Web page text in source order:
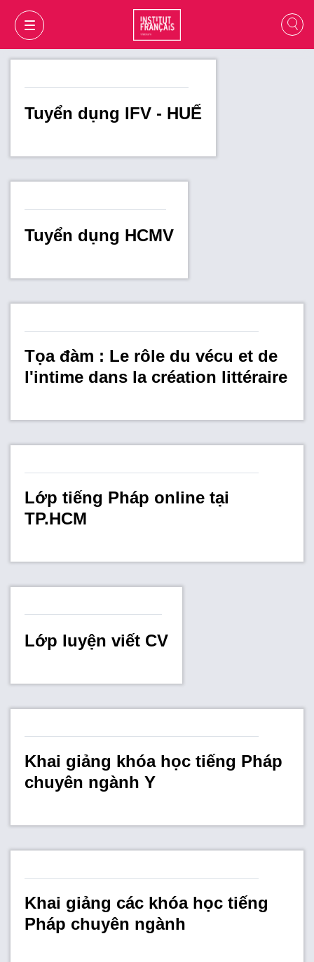
VI
Tuyển dụng IFV - HUẾ
Tuyển dụng HCMV
Tọa đàm : Le rôle du vécu et de
l'intime dans la création littéraire
Lớp tiếng Pháp online tại
TP.HCM
Lớp luyện viết CV
Khai giảng khóa học tiếng Pháp
chuyên ngành Y
Khai giảng các khóa học tiếng
Pháp chuyên ngành